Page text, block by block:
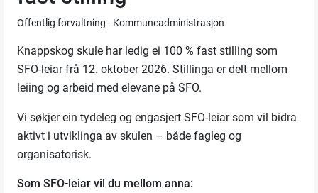
Offentlig forvaltning - Kommuneadministrasjon
Knappskog skule har ledig ei 100 % fast stilling som
SFO-leiar frå 12. oktober 2026. Stillinga er delt mellom
leiing og arbeid med elevane på SFO.
Vi søkjer ein tydeleg og engasjert SFO-leiar som vil bidra
aktivt i utviklinga av skulen – både fagleg og
organisatorisk.
Som SFO-leiar vil du mellom anna: